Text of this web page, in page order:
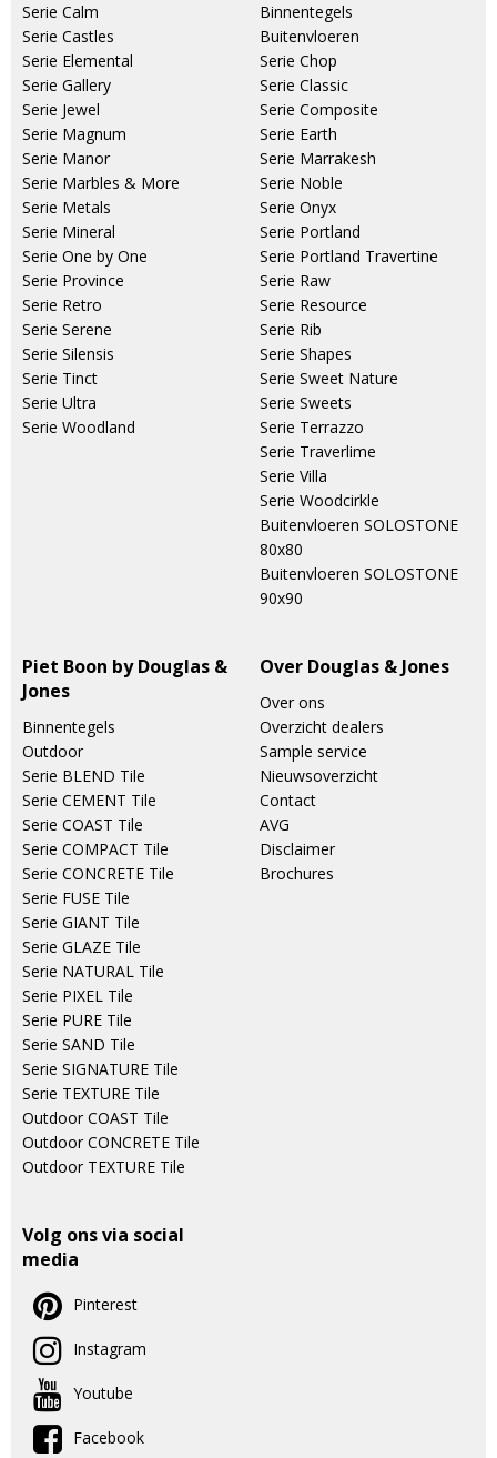
Serie Calm
Serie Castles
Serie Elemental
Serie Gallery
Serie Jewel
Serie Magnum
Serie Manor
Serie Marbles & More
Serie Metals
Serie Mineral
Serie One by One
Serie Province
Serie Retro
Serie Serene
Serie Silensis
Serie Tinct
Serie Ultra
Serie Woodland
Binnentegels
Buitenvloeren
Serie Chop
Serie Classic
Serie Composite
Serie Earth
Serie Marrakesh
Serie Noble
Serie Onyx
Serie Portland
Serie Portland Travertine
Serie Raw
Serie Resource
Serie Rib
Serie Shapes
Serie Sweet Nature
Serie Sweets
Serie Terrazzo
Serie Traverlime
Serie Villa
Serie Woodcirkle
Buitenvloeren SOLOSTONE
80x80
Buitenvloeren SOLOSTONE
90x90
Piet Boon by Douglas &
Jones
Binnentegels
Outdoor
Serie BLEND Tile
Serie CEMENT Tile
Serie COAST Tile
Serie COMPACT Tile
Serie CONCRETE Tile
Serie FUSE Tile
Serie GIANT Tile
Serie GLAZE Tile
Serie NATURAL Tile
Serie PIXEL Tile
Serie PURE Tile
Serie SAND Tile
Serie SIGNATURE Tile
Serie TEXTURE Tile
Outdoor COAST Tile
Outdoor CONCRETE Tile
Outdoor TEXTURE Tile
Over Douglas & Jones
Over ons
Overzicht dealers
Sample service
Nieuwsoverzicht
Contact
AVG
Disclaimer
Brochures
Volg ons via social
media
Pinterest
Instagram
Youtube
Facebook